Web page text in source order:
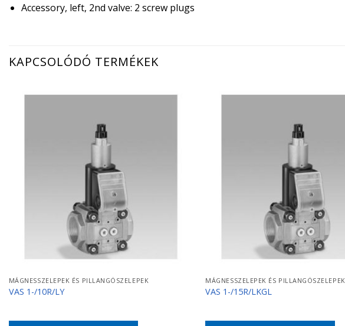
Accessory, left, 2nd valve: 2 screw plugs
KAPCSOLÓDÓ TERMÉKEK
MÁGNESSZELEPEK ÉS PILLANGÓSZELEPEK
VAS 1-/10R/LY
MÁGNESSZELEPEK ÉS PILLANGÓSZELEPEK
VAS 1-/15R/LKGL